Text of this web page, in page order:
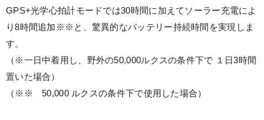
GPS+光学心拍計モードでは30時間に加えてソーラー充電によ
り8時間追加※※と、驚異的なバッテリー持続時間を実現しま
す。
（※一日中着用し、野外の50,000ルクスの条件下で １日3時間
置いた場合）
（※※ 50,000 ルクスの条件下で使用した場合）